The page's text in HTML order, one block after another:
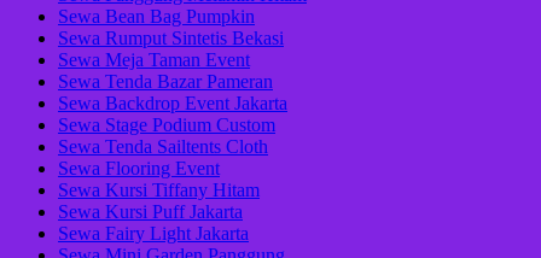
Sewa Bean Bag Pumpkin
Sewa Rumput Sintetis Bekasi
Sewa Meja Taman Event
Sewa Tenda Bazar Pameran
Sewa Backdrop Event Jakarta
Sewa Stage Podium Custom
Sewa Tenda Sailtents Cloth
Sewa Flooring Event
Sewa Kursi Tiffany Hitam
Sewa Kursi Puff Jakarta
Sewa Fairy Light Jakarta